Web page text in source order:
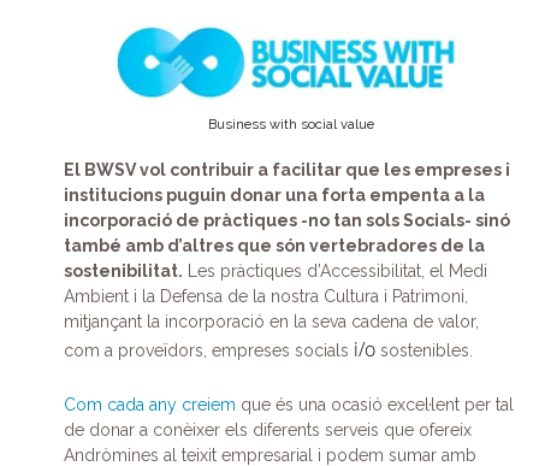
Business with social value
El BWSVvol contribuir a facilitar que les empreses i
institucions puguin donar una forta empenta a la
incorporació de pràctiques -no tan sols Socials- sinó
també amb d’altres que són vertebradores de la
sostenibilitat. Les pràctiques d’Accessibilitat, el Medi
Ambient i la Defensa de la nostra Cultura i Patrimoni,
mitjançant la incorporació en la seva cadena de valor,
com a proveïdors, empreses socials i/osostenibles.
Com cada any creiem que és una ocasió excel·lent per tal
de donar a conèixer els diferents serveis que ofereix
Andròmines al teixit empresarial i podem sumar amb